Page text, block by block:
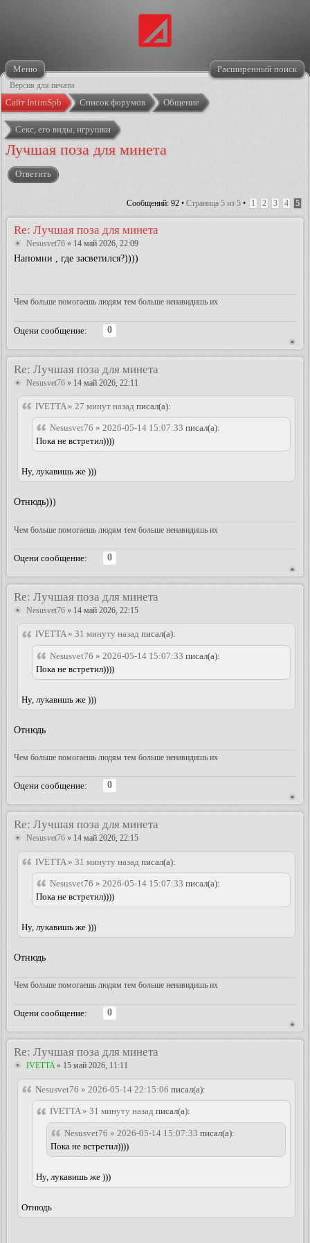
Меню Расширенный поиск
Версия для печати
Сайт IntimSpb Список форумов Общение
Секс, его виды, игрушки
Лучшая поза для минета
Ответить
Сообщений: 92 • Страница 5 из 5 • 1 2 3 4 5
Re: Лучшая поза для минета
Nesusvet76 » 14 май 2026, 22:09
Напомни , где засветился?))))
Чем больше помогаешь людям тем больше ненавидишь их
Оцени сообщение:
0
Re: Лучшая поза для минета
Nesusvet76 » 14 май 2026, 22:11
IVETTA » 27 минут назад писал(а):
Nesusvet76 » 2026-05-14 15:07:33 писал(а):
Пока не встретил))))
Ну, лукавишь же )))
Отнюдь)))
Чем больше помогаешь людям тем больше ненавидишь их
Оцени сообщение:
0
Re: Лучшая поза для минета
Nesusvet76 » 14 май 2026, 22:15
IVETTA » 31 минуту назад писал(а):
Nesusvet76 » 2026-05-14 15:07:33 писал(а):
Пока не встретил))))
Ну, лукавишь же )))
Отнюдь
Чем больше помогаешь людям тем больше ненавидишь их
Оцени сообщение:
0
Re: Лучшая поза для минета
Nesusvet76 » 14 май 2026, 22:15
IVETTA » 31 минуту назад писал(а):
Nesusvet76 » 2026-05-14 15:07:33 писал(а):
Пока не встретил))))
Ну, лукавишь же )))
Отнюдь
Чем больше помогаешь людям тем больше ненавидишь их
Оцени сообщение:
0
Re: Лучшая поза для минета
IVETTA» 15 май 2026, 11:11
Nesusvet76 » 2026-05-14 22:15:06 писал(а):
IVETTA » 31 минуту назад писал(а):
Nesusvet76 » 2026-05-14 15:07:33 писал(а):
Пока не встретил))))
Ну, лукавишь же )))
Отнюдь